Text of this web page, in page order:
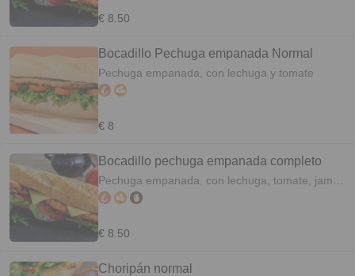
€ 8.50
Bocadillo Pechuga empanada Normal
Pechuga empanada, con lechuga y tomate
€ 8
Bocadillo pechuga empanada completo
Pechuga empanada, con lechuga, tomate, jamón
cocido y queso
€ 8.50
Choripán normal